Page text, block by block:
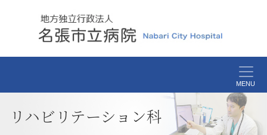
MENU
リハビリテーション科